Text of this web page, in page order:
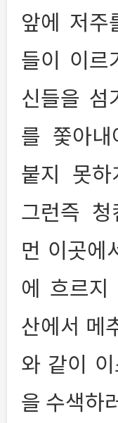
앞에 저
들이 이르
신들을
를 쫓아
붙지 못
그런즉
먼 이곳에
에 흐르
산에서 메
와 같이
을 수색하